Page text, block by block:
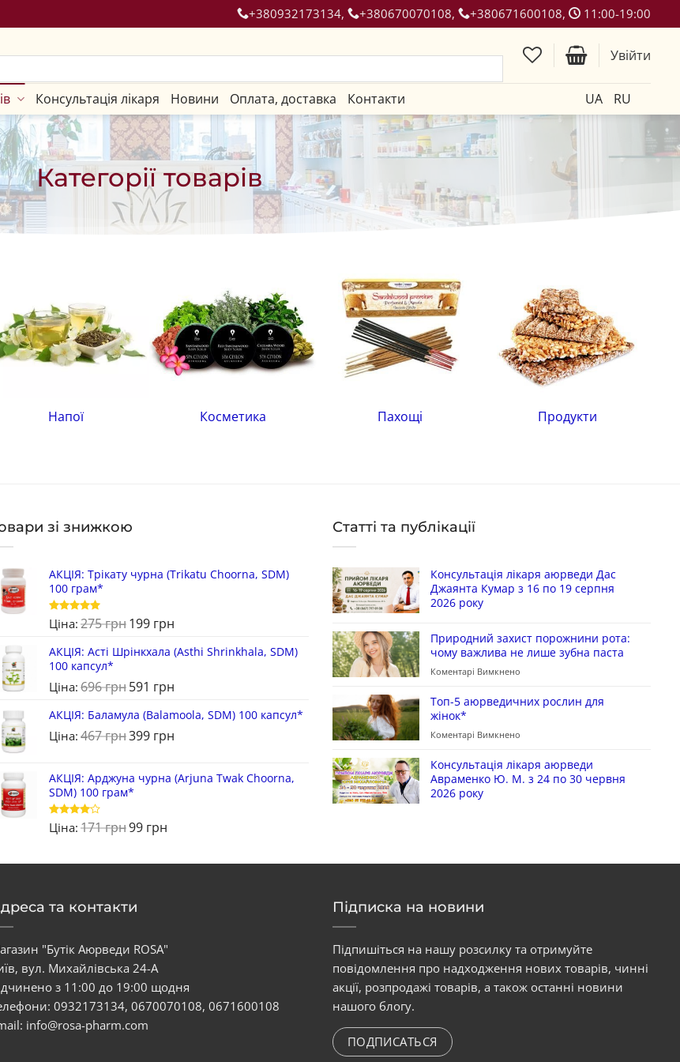
+380932173134, +380670070108, +380671600108, 11:00-19:00
Увійти
Консультація лікаря Новини Оплата, доставка Контакти UA RU
Категорії товарів
Напої Косметика Пахощі Продукти
зі знижкою
АКЦІЯ: Трікату чурна (Trikatu Choorna, SDM)
100 грам*
Оцінено в
5з 5
Ціна: 275грн199 грн
АКЦІЯ: Асті Шрінкхала (Asthi Shrinkhala, SDM)
100 капсул*
Ціна: 696грн591 грн
АКЦІЯ: Баламула (Balamoola, SDM) 100 капсул*
Ціна: 467грн399 грн
АКЦІЯ: Арджуна чурна (Arjuna Twak Choorna,
SDM) 100 грам*
Оцінено
в4 з 5
Ціна: 171грн99 грн
Статті та публікації
Консультація лікаря аюрведи Дас
Джаянта Кумар з 16 по 19 серпня
2026 року
Природний захист порожнини рота:
чому важлива не лише зубна паста
Коментарі Вимкнено
Топ-5 аюрведичних рослин для
жінок*
Коментарі Вимкнено
Консультація лікаря аюрведи
Авраменко Ю. М. з 24 по 30 червня
2026 року
та контакти
"Бутік Аюрведи ROSA"
вул. Михайлівська 24-А
з 11:00 до 19:00 щодня
0932173134,0670070108,0671600108
info@rosa-pharm.com
Підписка на новини
Підпишіться на нашу розсилку та отримуйте
повідомлення про надходження нових товарів, чинні
акції, розпродажі товарів, а також останні новини
нашого блогу.
ПОДПИСАТЬСЯ